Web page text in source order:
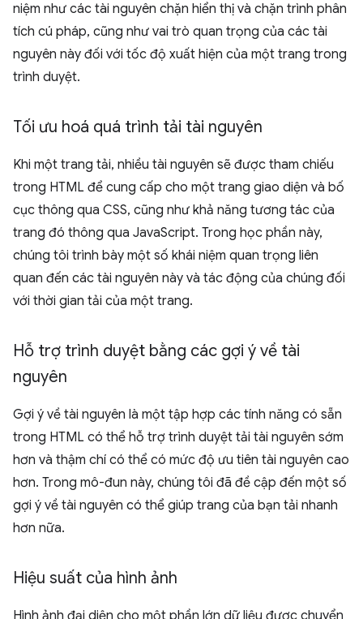
niệm như các tài nguyên chặn hiển thị và chặn trình phân
tích cú pháp, cũng như vai trò quan trọng của các tài
nguyên này đối với tốc độ xuất hiện của một trang trong
trình duyệt.
Tối ưu hoá quá trình tải tài nguyên
Khi một trang tải, nhiều tài nguyên sẽ được tham chiếu
trong HTML để cung cấp cho một trang giao diện và bố
cục thông qua CSS, cũng như khả năng tương tác của
trang đó thông qua JavaScript. Trong học phần này,
chúng tôi trình bày một số khái niệm quan trọng liên
quan đến các tài nguyên này và tác động của chúng đối
với thời gian tải của một trang.
Hỗ trợ trình duyệt bằng các gợi ý về tài
nguyên
Gợi ý về tài nguyên là một tập hợp các tính năng có sẵn
trong HTML có thể hỗ trợ trình duyệt tải tài nguyên sớm
hơn và thậm chí có thể có mức độ ưu tiên tài nguyên cao
hơn. Trong mô-đun này, chúng tôi đã đề cập đến một số
gợi ý về tài nguyên có thể giúp trang của bạn tải nhanh
hơn nữa.
Hiệu suất của hình ảnh
Hình ảnh đại diện cho một phần lớn dữ liệu được chuyển